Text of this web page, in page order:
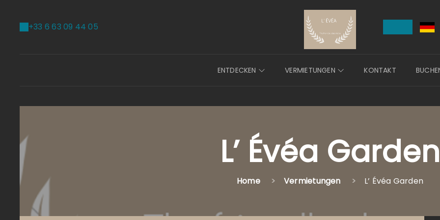
+33 6 63 09 44 05
ENTDECKEN VERMIETUNGEN KONTAKT
L’ Évéa Garden
Home Vermietungen L’ Évéa Garden